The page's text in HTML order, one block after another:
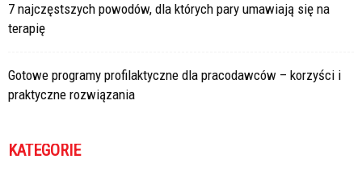
7 najczęstszych powodów, dla których pary umawiają się na
terapię
Gotowe programy profilaktyczne dla pracodawców – korzyści i
praktyczne rozwiązania
KATEGORIE